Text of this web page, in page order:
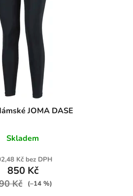
JOMA DASE
Skladem
Kč bez DPH
850 Kč
Kč (–14 %)